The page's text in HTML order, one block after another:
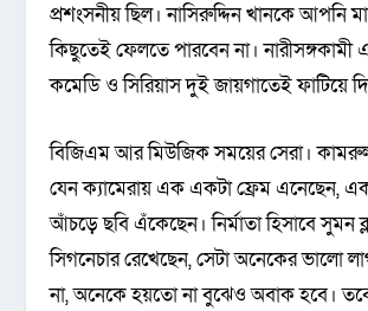
প্রশংসনীয় ছিল। নাসিরুদ্দিন খানকে আপনি
কিছুতেই ফেলতে পারবেন না। নারীসঙ্গকামী
কমেডি ও সিরিয়াস দুই জায়গাতেই ফাটিয়ে
বিজিএম আর মিউজিক সময়ের সেরা।
যেন ক্যামেরায় এক একটা ফ্রেম এনেছেন,
আঁচড়ে ছবি এঁকেছেন। নির্মাতা হিসাবে সুমন
সিগনেচার রেখেছেন, সেটা অনেকের ভালো
না, অনেকে হয়তো না বুঝেও অবাক হবে। তবে